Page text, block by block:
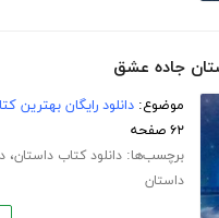
جاده عشق
موضوع:دانلود رایگان بهترین
۶۲ صفحه
برچسب‌ها:دانلود کتاب داستان،
داستان